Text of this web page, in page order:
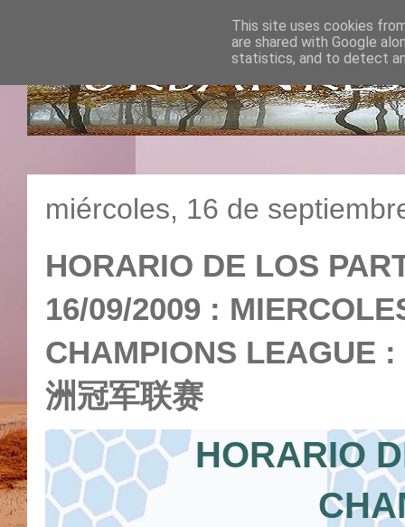
miércoles, 16 de
HORARIO DE LOS
16/09/2009 :
CHAMPIONS LEAGUE
洲冠军联赛
HORARIO
This site uses cookies
are shared with Google
statistics, and to detect